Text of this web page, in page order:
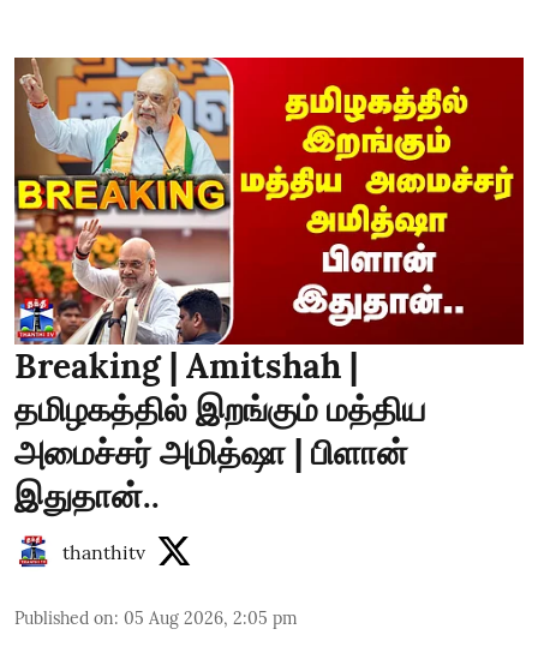
Breaking | Amitshah |
தமிழகத்தில் இறங்கும் மத்திய
அமைச்சர் அமித்ஷா | பிளான்
இதுதான்..
thanthitv
Published on: 05 Aug 2026, 2:05 pm